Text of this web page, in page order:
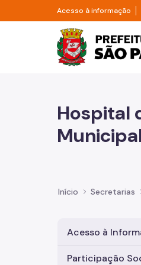
Pular para o Conteúdo
Acesso à informação
Hospital
Início Secretarias
Acesso à
Participação